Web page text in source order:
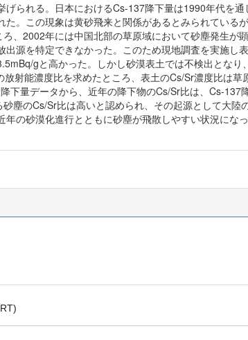
られる。日本におけるCs-137降下量は1990年代を
。この現象は黄砂飛来と関係があるとみられている
、2002年には中国北部の草原域において砂塵発生が
源を特定できなかった。このため現地調査を実施し
gと高かった。しかし砂漠表土では不検出とな
射能濃度比を求めたところ、表土のCs/Sr濃度比は草
量データから、近年の降下物のCs/Sr比は、Cs-137
塵のCs/Sr比は高いと認められ、その起源として大
の砂漠化進行とともに砂塵が飛散しやすい状況にな